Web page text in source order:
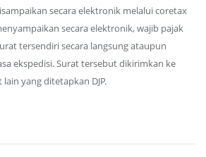
secara elektronik melalui coretax
secara elektronik, wajib pajak
tersendiri secara langsung ataupun
ekspedisi. Surat tersebut dikirimkan ke
lain yang ditetapkan DJP.